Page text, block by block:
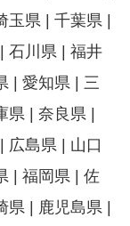
県 | 千葉県 |
石川県 | 福井
| 愛知県 | 三
| 奈良県 |
広島県 | 山口
| 福岡県 | 佐
| 鹿児島県 |